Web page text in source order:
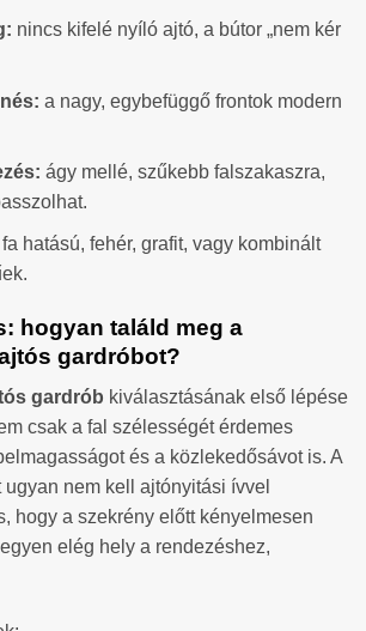
nincs kifelé nyíló ajtó, a bútor „nem kér
a nagy, egybefüggő frontok modern
ágy mellé, szűkebb falszakaszra,
fa hatású, fehér, grafit, vagy kombinált
hogyan találd meg a
gardróbot?
gardrób kiválasztásának első lépése
csak a fal szélességét érdemes
és a közlekedősávot is. A
nem kell ajtónyitási ívvel
hogy a szekrény előtt kényelmesen
elég hely a rendezéshez,